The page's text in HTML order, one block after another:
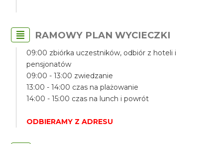
RAMOWY PLAN WYCIECZKI
09:00 zbiórka uczestników, odbiór z hoteli i
pensjonatów
09:00 - 13:00 zwiedzanie
13:00 - 14:00 czas na plażowanie
14:00 - 15:00 czas na lunch i powrót
ODBIERAMY Z ADRESU